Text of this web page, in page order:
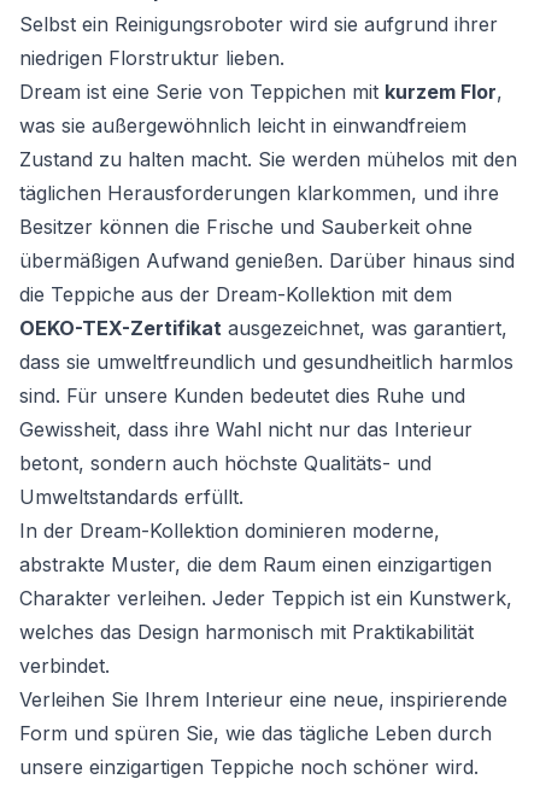
Selbst ein Reinigungsroboter wird sie aufgrund ihrer
niedrigen Florstruktur lieben.
Dream ist eine Serie von Teppichen mit kurzem Flor,
was sie außergewöhnlich leicht in einwandfreiem
Zustand zu halten macht. Sie werden mühelos mit den
täglichen Herausforderungen klarkommen, und ihre
Besitzer können die Frische und Sauberkeit ohne
übermäßigen Aufwand genießen. Darüber hinaus sind
die Teppiche aus der Dream-Kollektion mit dem
OEKO-TEX-Zertifikat ausgezeichnet, was garantiert,
dass sie umweltfreundlich und gesundheitlich harmlos
sind. Für unsere Kunden bedeutet dies Ruhe und
Gewissheit, dass ihre Wahl nicht nur das Interieur
betont, sondern auch höchste Qualitäts- und
Umweltstandards erfüllt.
In der Dream-Kollektion dominieren moderne,
abstrakte Muster, die dem Raum einen einzigartigen
Charakter verleihen. Jeder Teppich ist ein Kunstwerk,
welches das Design harmonisch mit Praktikabilität
verbindet.
Verleihen Sie Ihrem Interieur eine neue, inspirierende
Form und spüren Sie, wie das tägliche Leben durch
unsere einzigartigen Teppiche noch schöner wird.